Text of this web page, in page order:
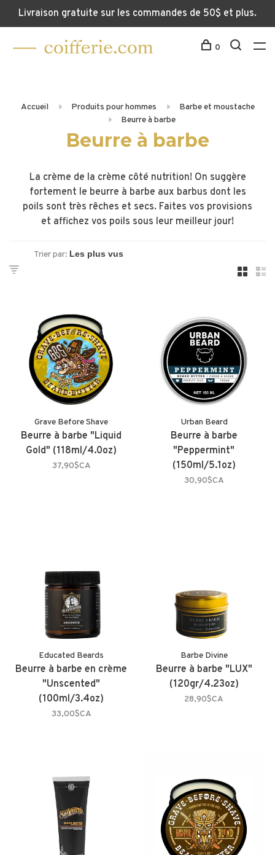
Livraison gratuite sur les commandes de 50$ et plus.
0
Accueil Produits pour hommes
Barbe et moustache
Beurre à barbe
Beurre à barbe
La crème de la crème côté nutrition! On suggère
fortement le beurre à barbe aux barbus dont les
poils sont très rêches et secs. Faites vos provisions
et affichez vos poils sous leur meilleur jour!
Trier par:
Grave Before Shave
Beurre à barbe "Liquid
Gold" (118ml/4.0oz)
37,90$CA
Urban Beard
Beurre à barbe
"Peppermint"
(150ml/5.1oz)
30,90$CA
Educated Beards
Beurre à barbe en crème
"Unscented"
(100ml/3.4oz)
33,00$CA
Barbe Divine
Beurre à barbe "LUX"
(120gr/4.23oz)
28,90$CA